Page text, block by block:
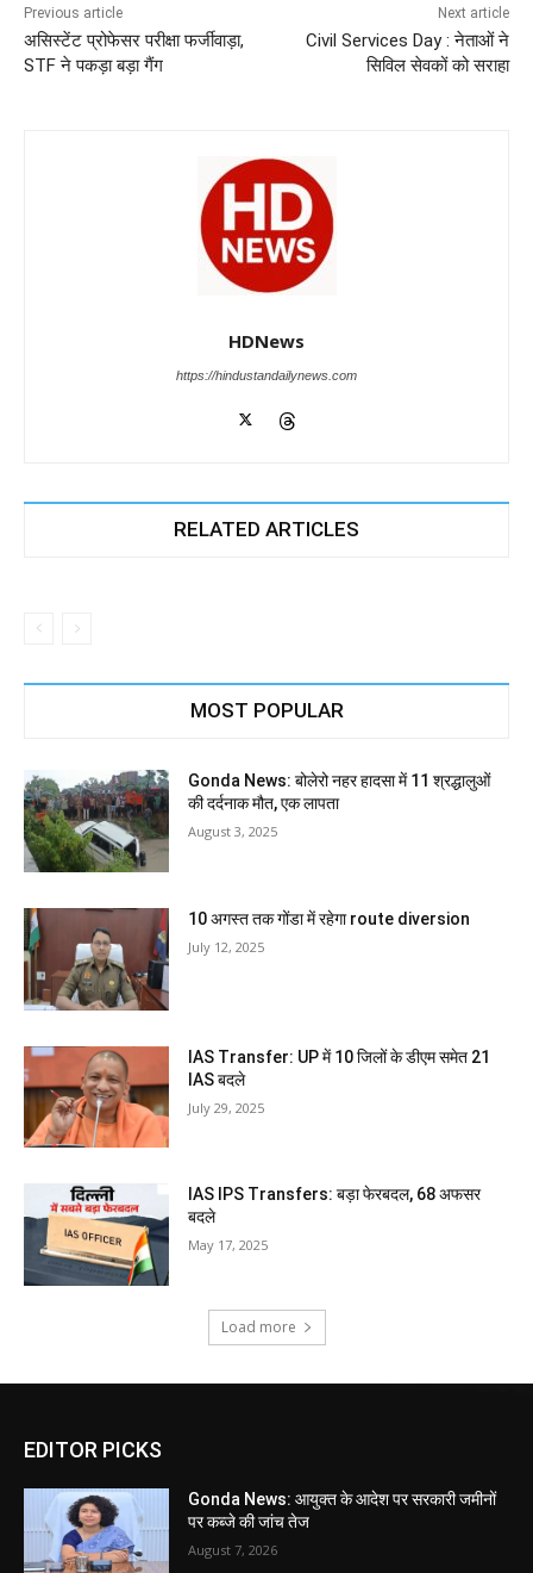
o
o
p
p
n
m
Previous article
असिस्टेंट प्रोफेसर परीक्षा फर्जीवाड़ा,
STF ने पकड़ा बड़ा गैंग
Next article
Civil Services Day : नेताओं ने
सिविल सेवकों को सराहा
HDNews
https://hindustandailynews.com
RELATED ARTICLES
MOST POPULAR
Gonda News: बोलेरो नहर हादसा में 11 श्रद्धालुओं
की दर्दनाक मौत, एक लापता
August 3, 2025
10 अगस्त तक गोंडा में रहेगा route diversion
July 12, 2025
IAS Transfer: UP में 10 जिलों के डीएम समेत 21
IAS बदले
July 29, 2025
IAS IPS Transfers: बड़ा फेरबदल, 68 अफसर
बदले
May 17, 2025
Load more
EDITOR PICKS
Gonda News: आयुक्त के आदेश पर सरकारी जमीनों
पर कब्जे की जांच तेज
August 7, 2026